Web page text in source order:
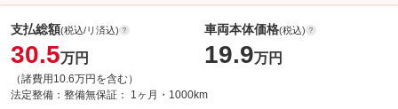
支払総額(税込/リ済込)
30.5万円
（諸費用10.6万円を含む）
車両本体価格(税込)
19.9万円
法定整備： 整備無保証： 1ヶ月・1000km